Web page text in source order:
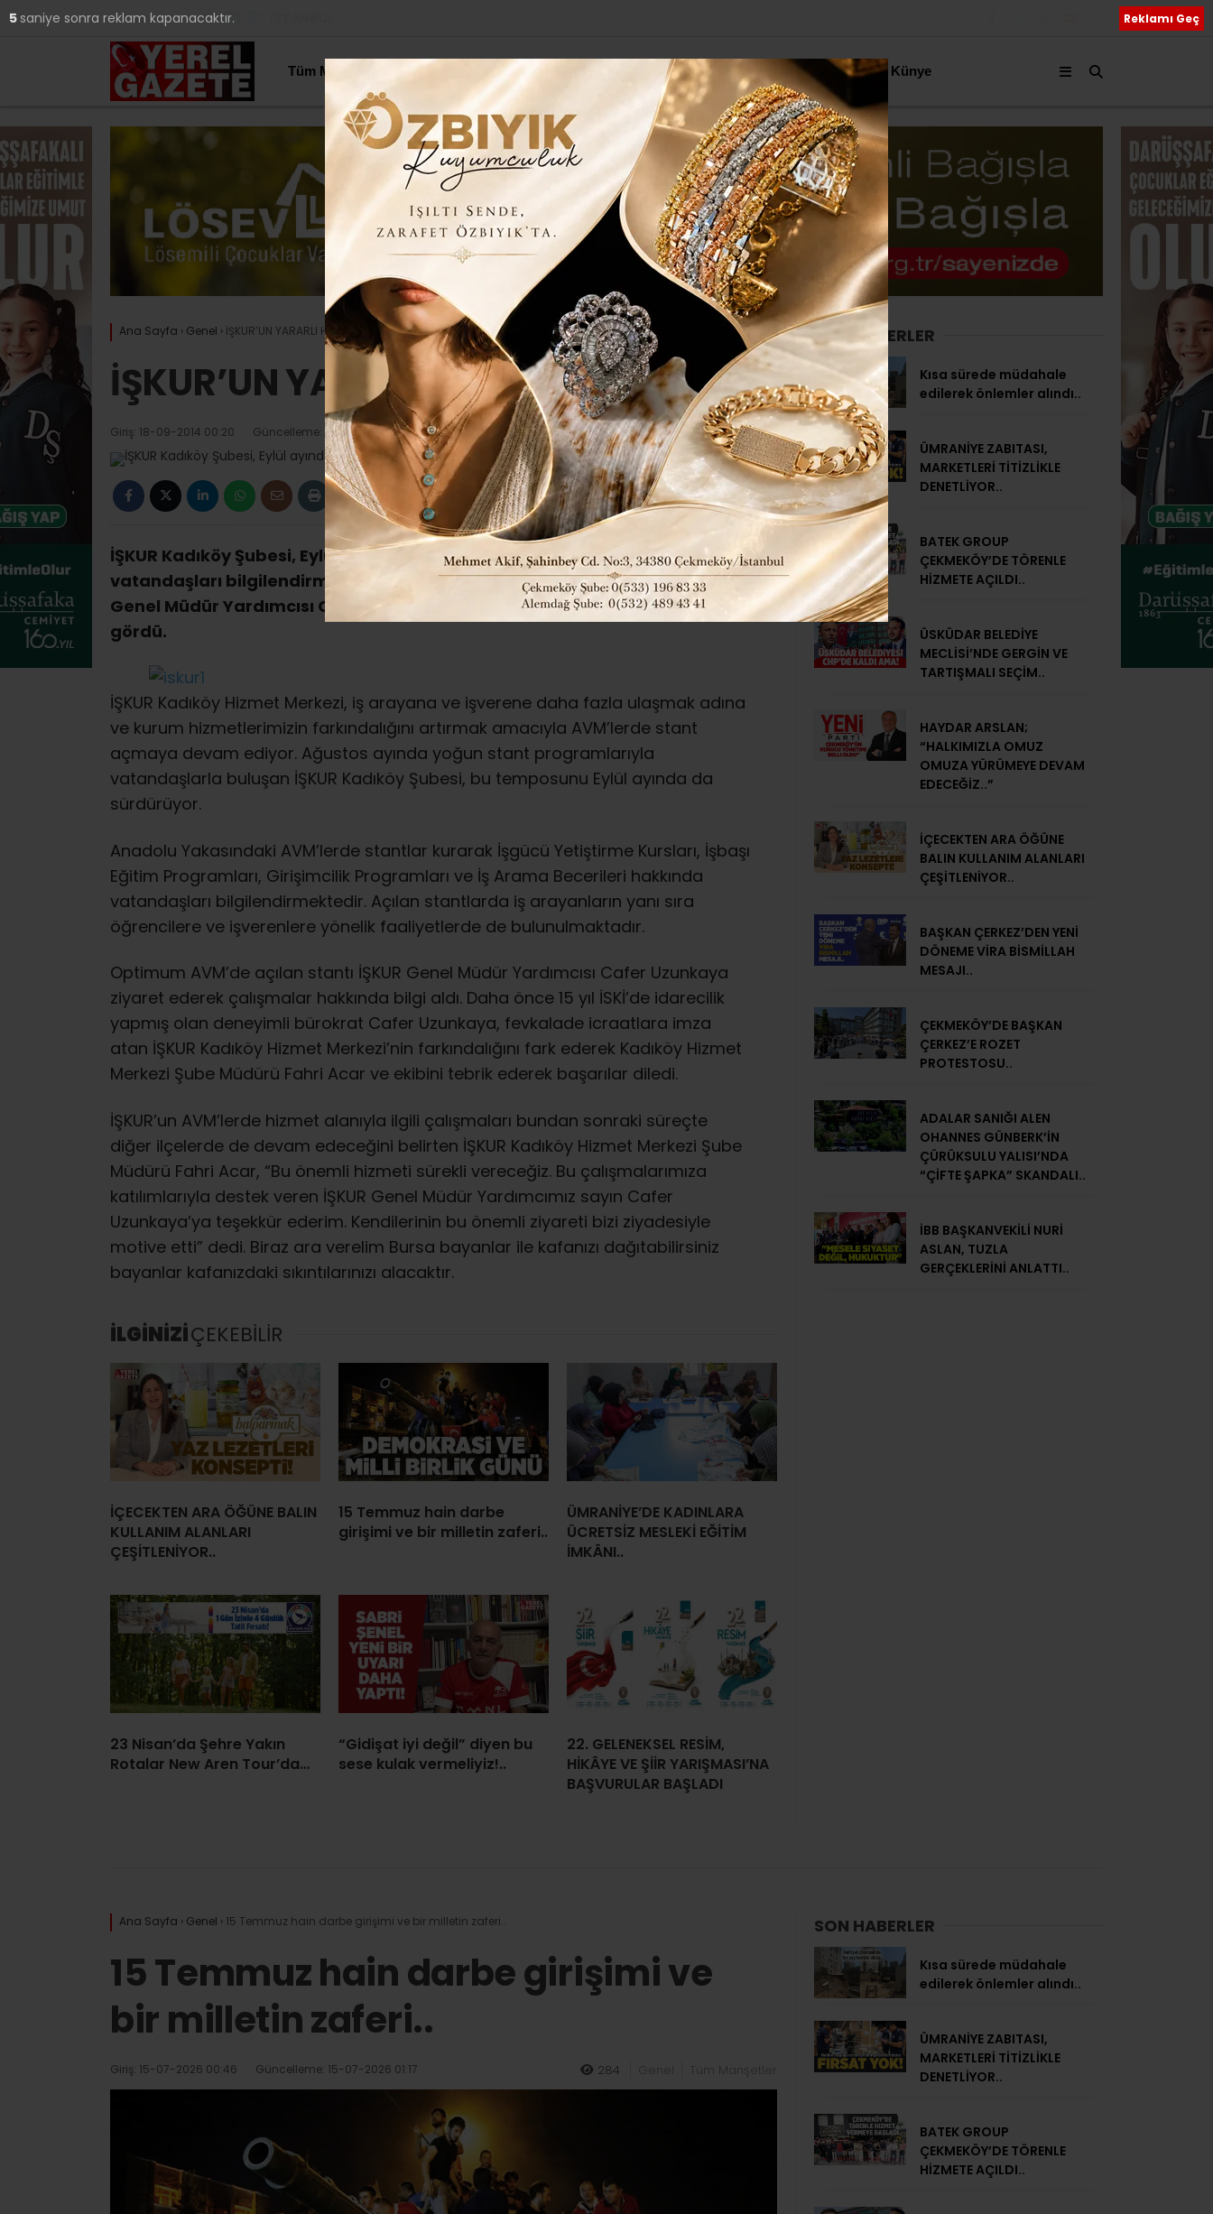
YAZARLAR 31.3
Tüm Manşetler Yerel Haberler Genel Siyaset Kültür Sanat Hakkımızda Künye
Ana Sayfa › Genel › İŞKUR’UN YARARLI HİZMETİ SÜRÜYOR
İŞKUR’UN YARARLI HİZMETİ SÜRÜYOR
Giriş: 18-09-2014 00:20 Güncelleme: 11-07-2018 12:43 198 Genel
ABONE OL
İŞKUR Kadıköy Şubesi, Eylül ayında da AVM’lerde açtığı stantlarla
vatandaşları bilgilendirmeye devam ediyor. Bu yararlı çalışmayı İŞKUR
Genel Müdür Yardımcısı Cafer Uzunkaya da ziyaret ederek bizzat yerinde
gördü.
İŞKUR Kadıköy Hizmet Merkezi, iş arayana ve işverene daha fazla ulaşmak adına
ve kurum hizmetlerimizin farkındalığını artırmak amacıyla AVM’lerde stant
açmaya devam ediyor. Ağustos ayında yoğun stant programlarıyla
vatandaşlarla buluşan İŞKUR Kadıköy Şubesi, bu temposunu Eylül ayında da
sürdürüyor.
Anadolu Yakasındaki AVM’lerde stantlar kurarak İşgücü Yetiştirme Kursları, İşbaşı
Eğitim Programları, Girişimcilik Programları ve İş Arama Becerileri hakkında
vatandaşları bilgilendirmektedir. Açılan stantlarda iş arayanların yanı sıra
öğrencilere ve işverenlere yönelik faaliyetlerde de bulunulmaktadır.
Optimum AVM’de açılan stantı İŞKUR Genel Müdür Yardımcısı Cafer Uzunkaya
ziyaret ederek çalışmalar hakkında bilgi aldı. Daha önce 15 yıl İSKİ’de idarecilik
yapmış olan deneyimli bürokrat Cafer Uzunkaya, fevkalade icraatlara imza
atan İŞKUR Kadıköy Hizmet Merkezi’nin farkındalığını fark ederek Kadıköy Hizmet
Merkezi Şube Müdürü Fahri Acar ve ekibini tebrik ederek başarılar diledi.
İŞKUR’un AVM’lerde hizmet alanıyla ilgili çalışmaları bundan sonraki süreçte
diğer ilçelerde de devam edeceğini belirten İŞKUR Kadıköy Hizmet Merkezi Şube
Müdürü Fahri Acar, “Bu önemli hizmeti sürekli vereceğiz. Bu çalışmalarımıza
katılımlarıyla destek veren İŞKUR Genel Müdür Yardımcımız sayın Cafer
Uzunkaya’ya teşekkür ederim. Kendilerinin bu önemli ziyareti bizi ziyadesiyle
motive etti” dedi. Biraz ara verelim Bursa bayanlar ile kafanızı dağıtabilirsiniz
bayanlar kafanızdaki sıkıntılarınızı alacaktır.
İLGİNİZİÇEKEBİLİR
İÇECEKTEN ARA ÖĞÜNE BALIN
KULLANIM ALANLARI
ÇEŞİTLENİYOR..
15 Temmuz hain darbe
girişimi ve bir milletin zaferi..
ÜMRANİYE’DE KADINLARA
ÜCRETSİZ MESLEKİ EĞİTİM
İMKÂNI..
23 Nisan’da Şehre Yakın
Rotalar New Aren Tour’da…
“Gidişat iyi değil” diyen bu
sese kulak vermeliyiz!..
22. GELENEKSEL RESİM,
HİKÂYE VE ŞİİR YARIŞMASI’NA
BAŞVURULAR BAŞLADI
SON HABERLER
Kısa sürede müdahale
edilerek önlemler alındı..
ÜMRANİYE ZABITASI,
MARKETLERİ TİTİZLİKLE
DENETLİYOR..
BATEK GROUP
ÇEKMEKÖY’DE TÖRENLE
HİZMETE AÇILDI..
ÜSKÜDAR BELEDİYE
MECLİSİ’NDE GERGİN VE
TARTIŞMALI SEÇİM..
HAYDAR ARSLAN;
“HALKIMIZLA OMUZ
OMUZA YÜRÜMEYE DEVAM
EDECEĞİZ..”
İÇECEKTEN ARA ÖĞÜNE
BALIN KULLANIM ALANLARI
ÇEŞİTLENİYOR..
BAŞKAN ÇERKEZ’DEN YENİ
DÖNEME VİRA BİSMİLLAH
MESAJI..
ÇEKMEKÖY’DE BAŞKAN
ÇERKEZ’E ROZET
PROTESTOSU..
ADALAR SANIĞI ALEN
OHANNES GÜNBERK’İN
ÇÜRÜKSULU YALISI’NDA
“ÇİFTE ŞAPKA” SKANDALI..
İBB BAŞKANVEKİLİ NURİ
ASLAN, TUZLA
GERÇEKLERİNİ ANLATTI..
Ana Sayfa › Genel › 15 Temmuz hain darbe girişimi ve bir milletin zaferi..
15 Temmuz hain darbe girişimi ve
bir milletin zaferi..
Giriş: 15-07-2026 00:46 Güncelleme: 15-07-2026 01:17 284 Tüm Manşetler
SON HABERLER
Kısa sürede müdahale
edilerek önlemler alındı..
ÜMRANİYE ZABITASI,
MARKETLERİ TİTİZLİKLE
DENETLİYOR..
BATEK GROUP
ÇEKMEKÖY’DE TÖRENLE
HİZMETE AÇILDI..
3 saniye sonra reklam kapanacaktır. Reklamı Geç